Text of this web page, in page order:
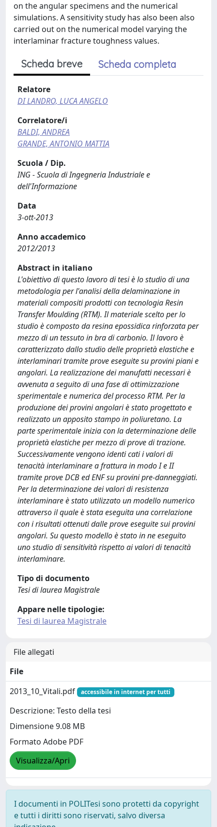
on the angular specimens and the numerical
simulations. A sensitivity study has also been also
carried out on the numerical model varying the
interlaminar fracture toughness values.
Scheda breve Scheda completa
Relatore
DI LANDRO, LUCA ANGELO
Correlatore/i
BALDI, ANDREA
GRANDE, ANTONIO MATTIA
Scuola / Dip.
ING - Scuola di Ingegneria Industriale e
dell'Informazione
Data
3-ott-2013
Anno accademico
2012/2013
Abstract in italiano
L'obiettivo di questo lavoro di tesi è lo studio di una
metodologia per l'analisi della delaminazione in
materiali compositi prodotti con tecnologia Resin
Transfer Moulding (RTM). Il materiale scelto per lo
studio è composto da resina epossidica rinforzata per
mezzo di un tessuto in bra di carbonio. Il lavoro è
caratterizzato dallo studio delle proprietà elastiche e
interlaminari tramite prove eseguite su provini piani e
angolari. La realizzazione dei manufatti necessari è
avvenuta a seguito di una fase di ottimizzazione
sperimentale e numerica del processo RTM. Per la
produzione dei provini angolari è stato progettato e
realizzato un apposito stampo in poliuretano. La
parte sperimentale inizia con la determinazione delle
proprietà elastiche per mezzo di prove di trazione.
Successivamente vengono identi cati i valori di
tenacità interlaminare a frattura in modo I e II
tramite prove DCB ed ENF su provini pre-danneggiati.
Per la determinazione dei valori di resistenza
interlaminare è stato utilizzato un modello numerico
attraverso il quale è stata eseguita una correlazione
con i risultati ottenuti dalle prove eseguite sui provini
angolari. Su questo modello è stato in ne eseguito
uno studio di sensitività rispetto ai valori di tenacità
interlaminare.
Tipo di documento
Tesi di laurea Magistrale
Appare nelle tipologie:
Tesi di laurea Magistrale
File allegati
File
2013_10_Vitali.pdf
accessibile in internet per tutti
Descrizione: Testo della tesi
Dimensione 9.08 MB
Formato Adobe PDF
Visualizza/Apri
I documenti in POLITesi sono protetti da copyright
e tutti i diritti sono riservati, salvo diversa